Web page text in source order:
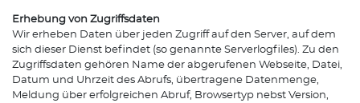
Erhebung von Zugriffsdaten
Wir erheben Daten über jeden Zugriff auf den Server, auf dem
sich dieser Dienst befindet (so genannte Serverlogfiles). Zu den
Zugriffsdaten gehören Name der abgerufenen Webseite, Datei,
Datum und Uhrzeit des Abrufs, übertragene Datenmenge,
Meldung über erfolgreichen Abruf, Browsertyp nebst Version,